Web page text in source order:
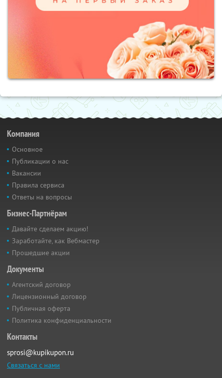
Компания
Основное
Публикации о нас
Вакансии
Правила сервиса
Ответы на вопросы
Бизнес-Партнёрам
Давайте сделаем акцию!
Заработайте, как Вебмастер
Прошедшие акции
Документы
Агентский договор
Лицензионный договор
Публичная оферта
Политика конфиденциальности
Контакты
sprosi@kupikupon.ru
Связаться с нами